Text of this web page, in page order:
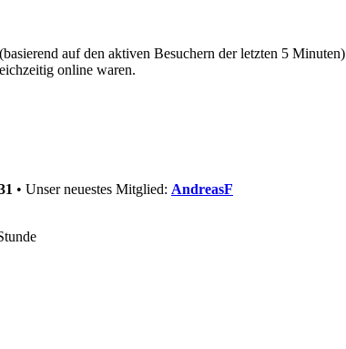
auf den aktiven Besuchern der letzten 5 Minuten)
online waren.
• Unser neuestes Mitglied: AndreasF